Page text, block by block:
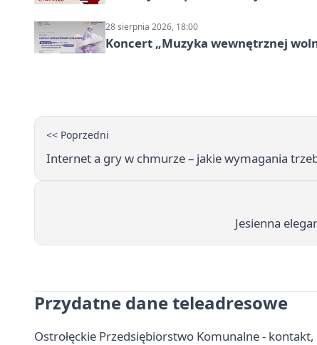
28 sierpnia 2026, 18:00
Koncert „Muzyka wewnętrznej
<< Poprzedni
Internet a gry w chmurze – jakie wymagania
Jesienna
Przydatne dane teleadresowe
Ostrołęckie Przedsiębiorstwo Komunalne - kontakt,